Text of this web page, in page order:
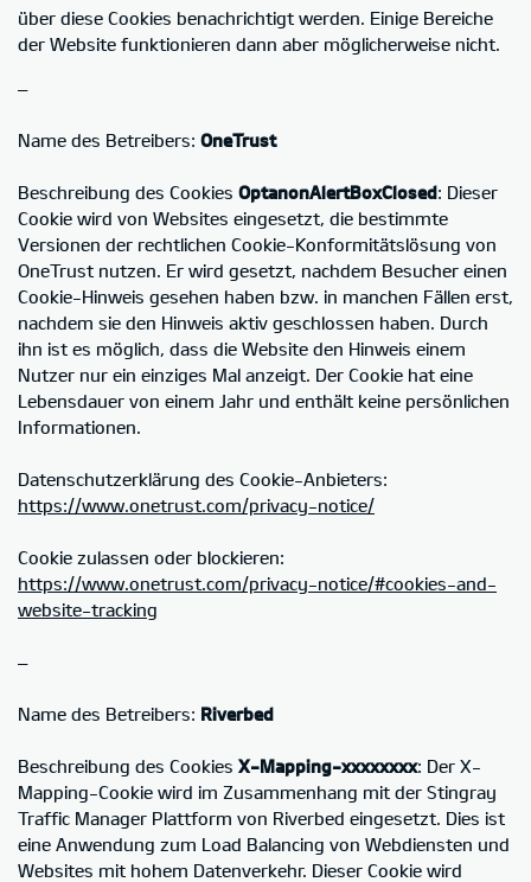
über diese Cookies benachrichtigt werden. Einige Bereiche
der Website funktionieren dann aber möglicherweise nicht.
–
Name des Betreibers: OneTrust
Beschreibung des Cookies OptanonAlertBoxClosed: Dieser
Cookie wird von Websites eingesetzt, die bestimmte
Versionen der rechtlichen Cookie-Konformitätslösung von
OneTrust nutzen. Er wird gesetzt, nachdem Besucher einen
Cookie-Hinweis gesehen haben bzw. in manchen Fällen erst,
nachdem sie den Hinweis aktiv geschlossen haben. Durch
ihn ist es möglich, dass die Website den Hinweis einem
Nutzer nur ein einziges Mal anzeigt. Der Cookie hat eine
Lebensdauer von einem Jahr und enthält keine persönlichen
Informationen.
Datenschutzerklärung des Cookie-Anbieters:
https://www.onetrust.com/privacy-notice/
Cookie zulassen oder blockieren:
https://www.onetrust.com/privacy-notice/#cookies-and-
website-tracking
–
Name des Betreibers: Riverbed
Beschreibung des Cookies X-Mapping-xxxxxxxx: Der X-
Mapping-Cookie wird im Zusammenhang mit der Stingray
Traffic Manager Plattform von Riverbed eingesetzt. Dies ist
eine Anwendung zum Load Balancing von Webdiensten und
Websites mit hohem Datenverkehr. Dieser Cookie wird